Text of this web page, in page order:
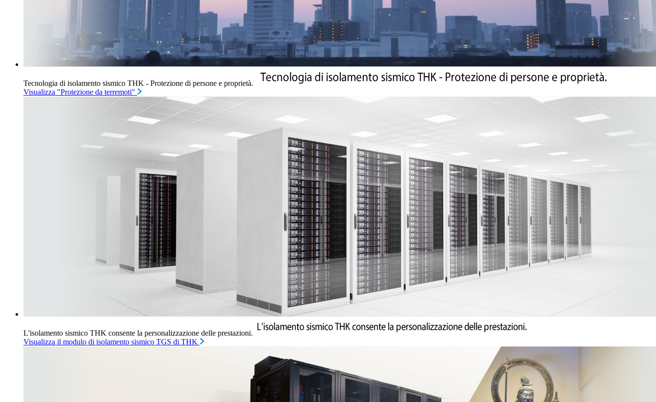
Tecnologia di isolamento sismico THK - Protezione di persone e proprietà.
Visualizza "Protezione da terremoti"
L'isolamento sismico THK consente la personalizzazione delle prestazioni.
Visualizza il modulo di isolamento sismico TGS di THK